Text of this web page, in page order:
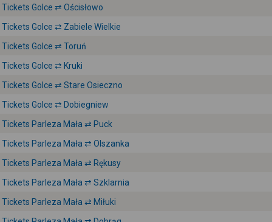
Tickets Golce ⇄ Ościsłowo
Tickets Golce ⇄ Zabiele Wielkie
Tickets Golce ⇄ Toruń
Tickets Golce ⇄ Kruki
Tickets Golce ⇄ Stare Osieczno
Tickets Golce ⇄ Dobiegniew
Tickets Parleza Mała ⇄ Puck
Tickets Parleza Mała ⇄ Olszanka
Tickets Parleza Mała ⇄ Rękusy
Tickets Parleza Mała ⇄ Szklarnia
Tickets Parleza Mała ⇄ Miłuki